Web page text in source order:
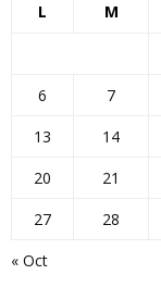
L M
« Oct
6
7
13
14
20
21
27
28